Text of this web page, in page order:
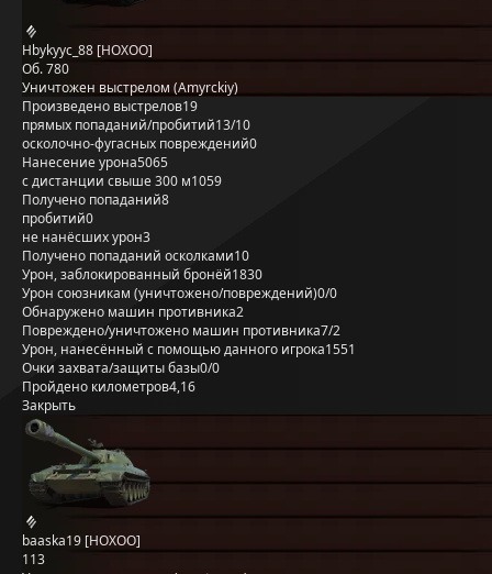
Hbykyyc_88 [HOXOO]
Об. 780
Уничтожен выстрелом (Amyrckiy)
Произведено выстрелов19
прямых попаданий/пробитий13/10
осколочно-фугасных повреждений0
Нанесение урона5065
с дистанции свыше 300 м1059
Получено попаданий8
пробитий0
не нанёсших урон3
Получено попаданий осколками10
Урон, заблокированный бронёй1830
Урон союзникам (уничтожено/повреждений)0/0
Обнаружено машин противника2
Повреждено/уничтожено машин противника7/2
Урон, нанесённый с помощью данного игрока1551
Очки захвата/защиты базы0/0
Пройдено километров4,16
Закрыть
baaska19 [HOXOO]
113